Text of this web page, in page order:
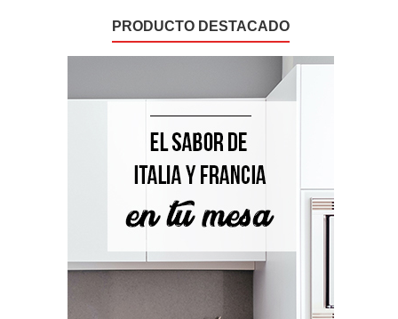
PRODUCTO DESTACADO